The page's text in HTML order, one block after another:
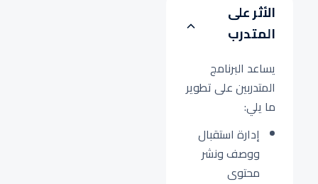
الأثر على
المتدرب
يساعد البرنامج
المتدربين على تطوير
ما يلي:
إدارة استقبال
ووصف ونشر
محتوى